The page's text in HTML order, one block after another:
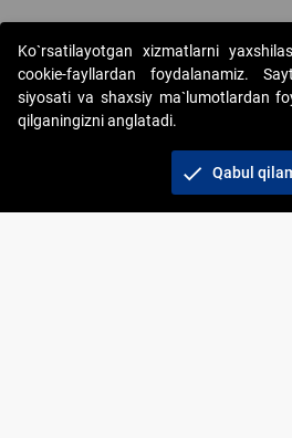
Copyright © 2017-2026. "Elektron
AJ. Barcha huquqlar himoyalangan
+998 71 202-
Ko`rsatilayotgan xizmatlarni
cookie-fayllardan foydalanamiz.
siyosati va shaxsiy ma`lumotlardan
qilganingizni anglatadi.
check Qabul